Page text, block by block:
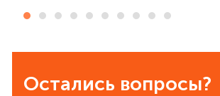
порадовал, без лишнего ожидания и
рекомендовать всем знакомым.
Остались вопросы?